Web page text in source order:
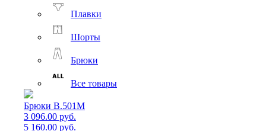
Плавки
Шорты
Брюки
Все товары
Брюки B.501M
3 096.00 руб.
5 160.00 руб.